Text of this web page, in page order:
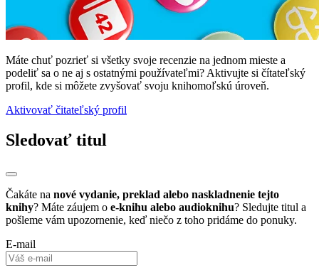
Máte chuť pozrieť si všetky svoje recenzie na jednom mieste a
podeliť sa o ne aj s ostatnými používateľmi? Aktivujte si čítateľský
profil, kde si môžete zvyšovať svoju knihomoľskú úroveň.
Aktivovať čitateľský profil
Sledovať titul
Čakáte na nové vydanie, preklad alebo naskladnenie tejto
knihy? Máte záujem o e-knihu alebo audioknihu? Sledujte titul a
pošleme vám upozornenie, keď niečo z toho pridáme do ponuky.
E-mail